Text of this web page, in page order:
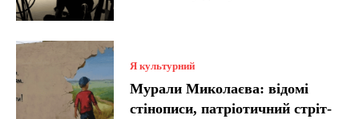
Я культурний
Мурали Миколаєва: відомі
стінописи, патріотичний стріт-